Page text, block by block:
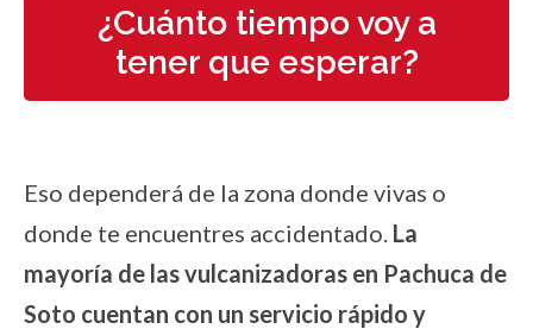
¿Cuánto tiempo voy a
tener que esperar?
Eso dependerá de la zona donde vivas o
donde te encuentres accidentado. La
mayoría de las vulcanizadoras en Pachuca de
Soto cuentan con un servicio rápido y